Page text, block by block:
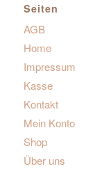
Seiten
AGB
Home
Impressum
Kasse
Kontakt
Mein Konto
Shop
Über uns